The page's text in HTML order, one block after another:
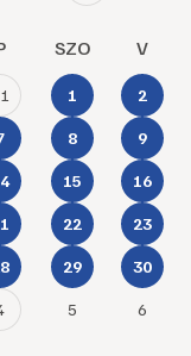
SZO V
1 2
8 9
15 16
22 23
29 30
5 6